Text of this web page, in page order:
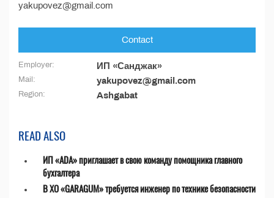
yakupovez@gmail.com
Contact
Employer: ИП «Санджак»
Mail: yakupovez@gmail.com
Region: Ashgabat
READ ALSO
ИП «ADA» приглашает в свою команду помощника главного
бухгалтера
В ХО «GARAGUM» требуется инженер по технике безопасности